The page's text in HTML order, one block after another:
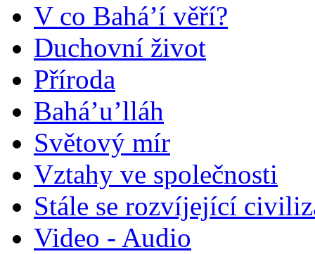
V co Bahá’í věří?
Duchovní život
Příroda
Bahá’u’lláh
Světový mír
Vztahy ve společnosti
Stále se rozvíjející
Video - Audio